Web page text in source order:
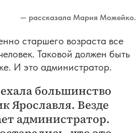
— рассказала Мария Можейко.
старшего возраста все
Таковой должен быть
И это администратор.
большинство
Ярославля. Везде
администратор.